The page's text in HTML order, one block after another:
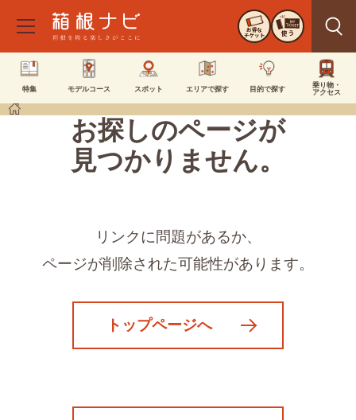
お得な
チケット 使う
特集 モデルコース スポット エリアで探す 目的で探す
乗り物・
アクセス
お探しのページが
見つかりません。
リンクに問題があるか、
ページが削除された可能性があります。
トップページへ